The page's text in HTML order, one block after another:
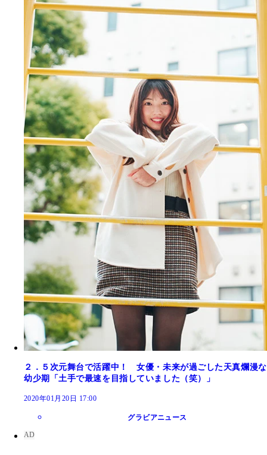
２．５次元舞台で活躍中！ 女優・未来が過ごした天真爛漫な
幼少期「土手で最速を目指していました（笑）」
2020年01月20日 17:00
グラビアニュース